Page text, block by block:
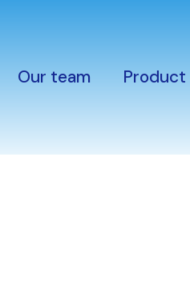
Our team